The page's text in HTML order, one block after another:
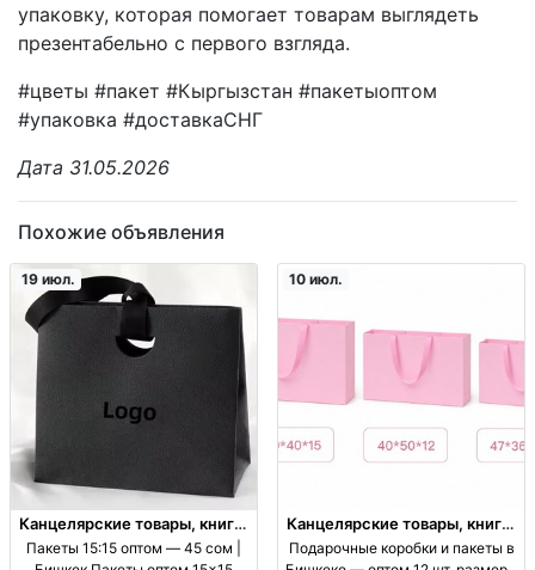
упаковку, которая помогает товарам выглядеть
презентабельно с первого взгляда.
#цветы #пакет #Кыргызстан #пакетыоптом
#упаковка #доставкаСНГ
Дата 31.05.2026
Похожие объявления
19 июл.
Канцелярские товары, книги,
учебники
Пакеты 15:15 оптом — 45 сом |
10 июл.
Канцелярские товары, книги,
учебники
Подарочные коробки и пакеты в